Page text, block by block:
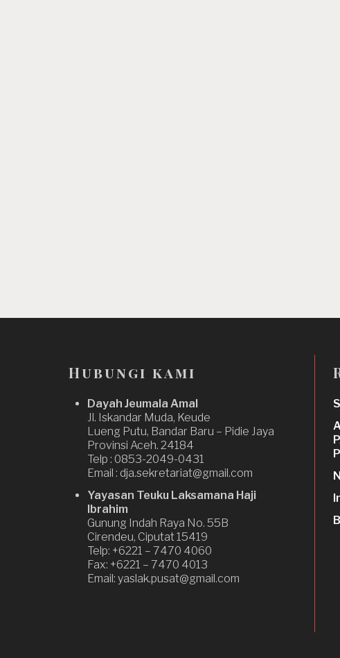
Hubungi kami
Dayah Jeumala Amal
Jl. Iskandar Muda, Keude
Lueng Putu, Bandar Baru – Pidie Jaya
Provinsi Aceh. 24184
Telp : 0853-2049-0431
Email : dja.sekretariat@gmail.com
Yayasan Teuku Laksamana Haji
Ibrahim
Gunung Indah Raya No. 55B
Cirendeu, Ciputat 15419
Telp: +6221 – 7470 4060
Fax: +6221 – 7470 4013
Email: yaslak.pusat@gmail.com